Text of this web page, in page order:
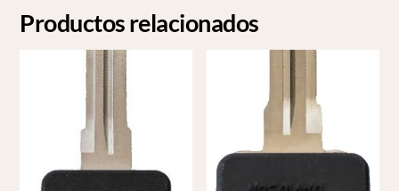
Productos relacionados